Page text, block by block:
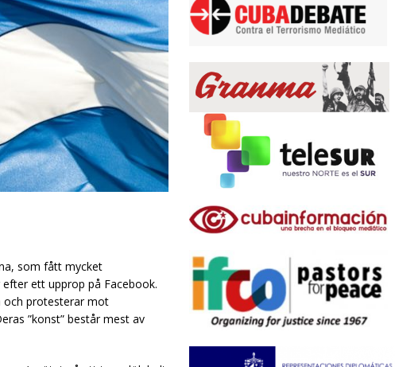
som fått mycket
ett upprop på Facebook.
och protesterar mot
”konst” består mest av